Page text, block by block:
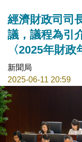
經濟財政司司
議，議程為引
〈2025年財政
新聞局
2025-06-11 20:59